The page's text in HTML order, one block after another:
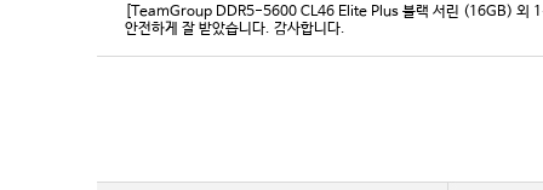
[TeamGroup DDR5-5600 CL46 Elite Plus 블랙 서린 (16GB) 외
안전하게 잘 받았습니다. 감사합니다.